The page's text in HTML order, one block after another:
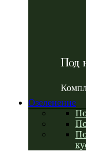
Под
Озеленение